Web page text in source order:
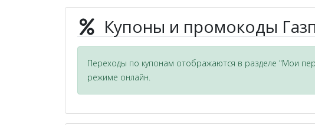
Купоны и промокоды
Переходы по купонам отображаются в разделе "Мои
режиме онлайн.